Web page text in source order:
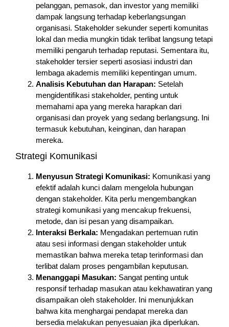
pelanggan, pemasok, dan investor yang memiliki
dampak langsung terhadap keberlangsungan
organisasi. Stakeholder sekunder seperti komunitas
lokal dan media mungkin tidak terlibat langsung tetapi
memiliki pengaruh terhadap reputasi. Sementara itu,
stakeholder tersier seperti asosiasi industri dan
lembaga akademis memiliki kepentingan umum.
Analisis Kebutuhan dan Harapan: Setelah
mengidentifikasi stakeholder, penting untuk
memahami apa yang mereka harapkan dari
organisasi dan proyek yang sedang berlangsung. Ini
termasuk kebutuhan, keinginan, dan harapan
mereka.
Strategi Komunikasi
Menyusun Strategi Komunikasi: Komunikasi yang
efektif adalah kunci dalam mengelola hubungan
dengan stakeholder. Kita perlu mengembangkan
strategi komunikasi yang mencakup frekuensi,
metode, dan isi pesan yang disampaikan.
Interaksi Berkala: Mengadakan pertemuan rutin
atau sesi informasi dengan stakeholder untuk
memastikan bahwa mereka tetap terinformasi dan
terlibat dalam proses pengambilan keputusan.
Menanggapi Masukan: Sangat penting untuk
responsif terhadap masukan atau kekhawatiran yang
disampaikan oleh stakeholder. Ini menunjukkan
bahwa kita menghargai pendapat mereka dan
bersedia melakukan penyesuaian jika diperlukan.